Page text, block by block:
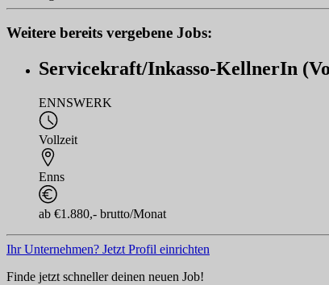
Weitere bereits vergebene Jobs:
Servicekraft/Inkasso-KellnerIn
ENNSWERK
Vollzeit
Enns
ab €1.880,- brutto/Monat
Ihr Unternehmen? Jetzt Profil einrichten
Finde jetzt schneller deinen neuen Job!